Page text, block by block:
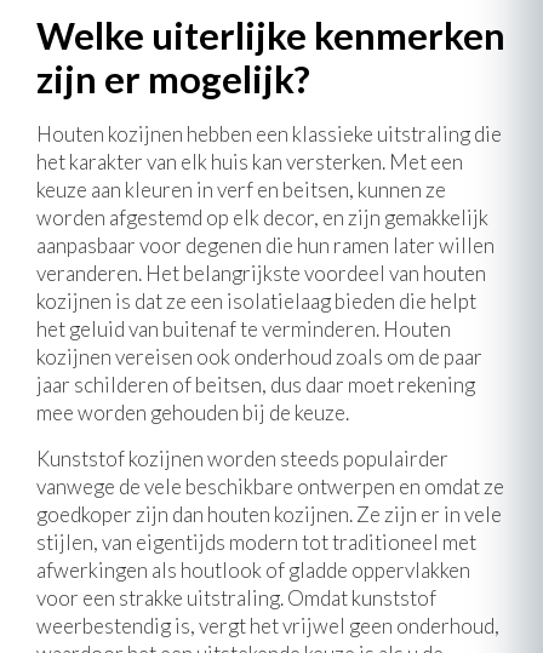
Welke uiterlijke kenmerken
zijn er mogelijk?
Houten kozijnen hebben een klassieke uitstraling die
het karakter van elk huis kan versterken. Met een
keuze aan kleuren in verf en beitsen, kunnen ze
worden afgestemd op elk decor, en zijn gemakkelijk
aanpasbaar voor degenen die hun ramen later willen
veranderen. Het belangrijkste voordeel van houten
kozijnen is dat ze een isolatielaag bieden die helpt
het geluid van buitenaf te verminderen. Houten
kozijnen vereisen ook onderhoud zoals om de paar
jaar schilderen of beitsen, dus daar moet rekening
mee worden gehouden bij de keuze.
Kunststof kozijnen worden steeds populairder
vanwege de vele beschikbare ontwerpen en omdat ze
goedkoper zijn dan houten kozijnen. Ze zijn er in vele
stijlen, van eigentijds modern tot traditioneel met
afwerkingen als houtlook of gladde oppervlakken
voor een strakke uitstraling. Omdat kunststof
weerbestendig is, vergt het vrijwel geen onderhoud,